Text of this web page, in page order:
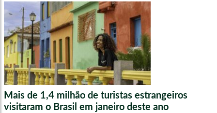
Mais de 1,4 milhão de turistas estrangeiros
visitaram o Brasil em janeiro deste ano